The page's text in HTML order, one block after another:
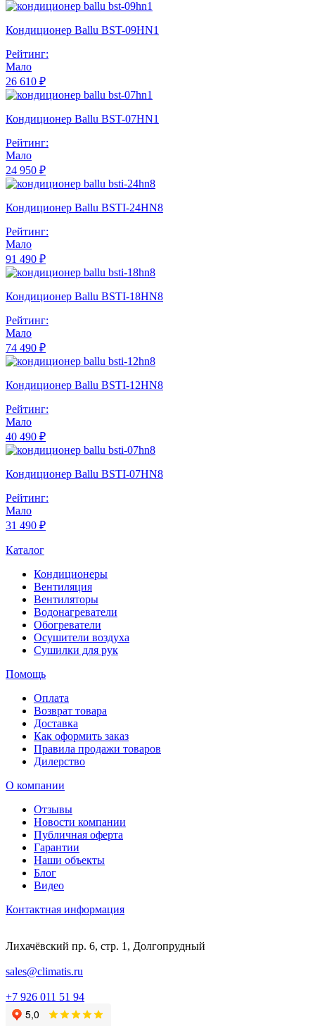
Кондиционер Ballu BST-09HN1
Рейтинг:
Мало
26 610 ₽
Кондиционер Ballu BST-07HN1
Рейтинг:
Мало
24 950 ₽
Кондиционер Ballu BSTI-24HN8
Рейтинг:
Мало
91 490 ₽
Кондиционер Ballu BSTI-18HN8
Рейтинг:
Мало
74 490 ₽
Кондиционер Ballu BSTI-12HN8
Рейтинг:
Мало
40 490 ₽
Кондиционер Ballu BSTI-07HN8
Рейтинг:
Мало
31 490 ₽
Каталог
Кондиционеры
Вентиляция
Вентиляторы
Водонагреватели
Обогреватели
Осушители воздуха
Сушилки для рук
Помощь
Оплата
Возврат товара
Доставка
Как оформить заказ
Правила продажи товаров
Дилерство
О компании
Отзывы
Новости компании
Публичная оферта
Гарантии
Наши объекты
Блог
Видео
Контактная информация
Лихачёвский пр. 6, стр. 1, Долгопрудный
sales@climatis.ru
+7 926 011 51 94